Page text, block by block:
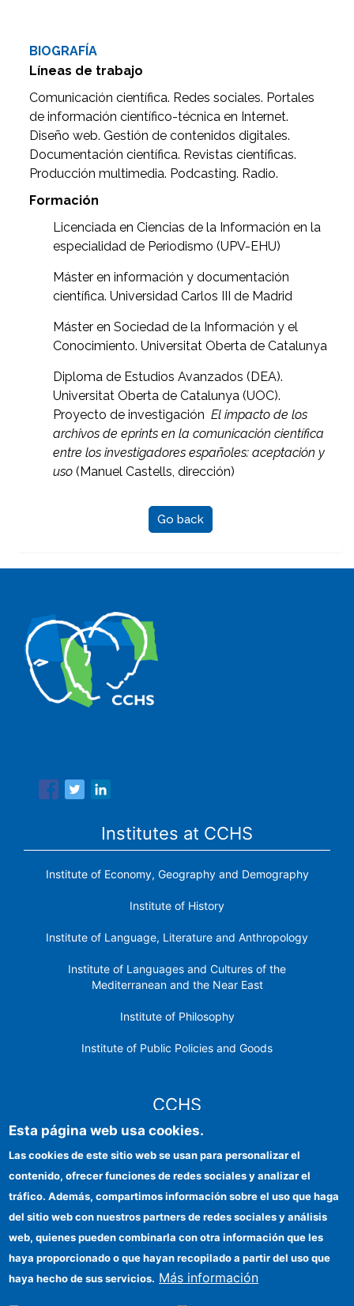
BIOGRAFÍA
Líneas de trabajo
Comunicación científica. Redes sociales. Portales
de información científico-técnica en Internet.
Diseño web. Gestión de contenidos digitales.
Documentación científica. Revistas científicas.
Producción multimedia. Podcasting. Radio.
Formación
Licenciada en Ciencias de la Información en la
especialidad de Periodismo (UPV-EHU)
Máster en información y documentación
científica. Universidad Carlos III de Madrid
Máster en Sociedad de la Información y el
Conocimiento. Universitat Oberta de Catalunya
Diploma de Estudios Avanzados (DEA).
Universitat Oberta de Catalunya (UOC).
Proyecto de investigaciónEl impacto de los
archivos de eprints en la comunicación científica
entre los investigadores españoles: aceptación y
uso (Manuel Castells, dirección)
Go back
Institutes at CCHS
Institute of Economy, Geography and Demography
Institute of History
Institute of Language, Literature and Anthropology
Institute of Languages ​​and Cultures of the
Mediterranean and the Near East
Institute of Philosophy
Institute of Public Policies and Goods
CCHS
Institutional identity
FEDER funds
Funding entities
Contact
Esta página web usa cookies.
Las cookies de este sitio web se usan para personalizar el
contenido, ofrecer funciones de redes sociales y analizar el
tráfico. Además, compartimos información sobre el uso que haga
del sitio web con nuestros partners de redes sociales y análisis
web, quienes pueden combinarla con otra información que les
haya proporcionado o que hayan recopilado a partir del uso que
haya hecho de sus servicios. Más información